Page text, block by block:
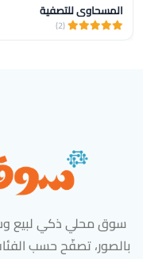
المسحاوي للتصفية
(2)
سوق محلي ذكي لبيع
بالصور، تصفّح حسب